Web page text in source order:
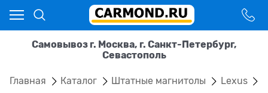
Самовывоз г. Москва, г. Санкт-Петербург,
Севастополь
Главная Каталог Штатные магнитолы Lexus